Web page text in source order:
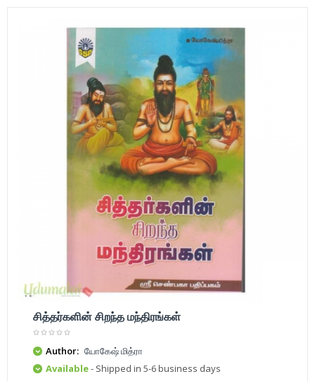
சித்தர்களின் சிறந்த மந்திரங்கள்
Author: யோகேஷ் மித்ரா
Available- Shipped in 5-6 business days